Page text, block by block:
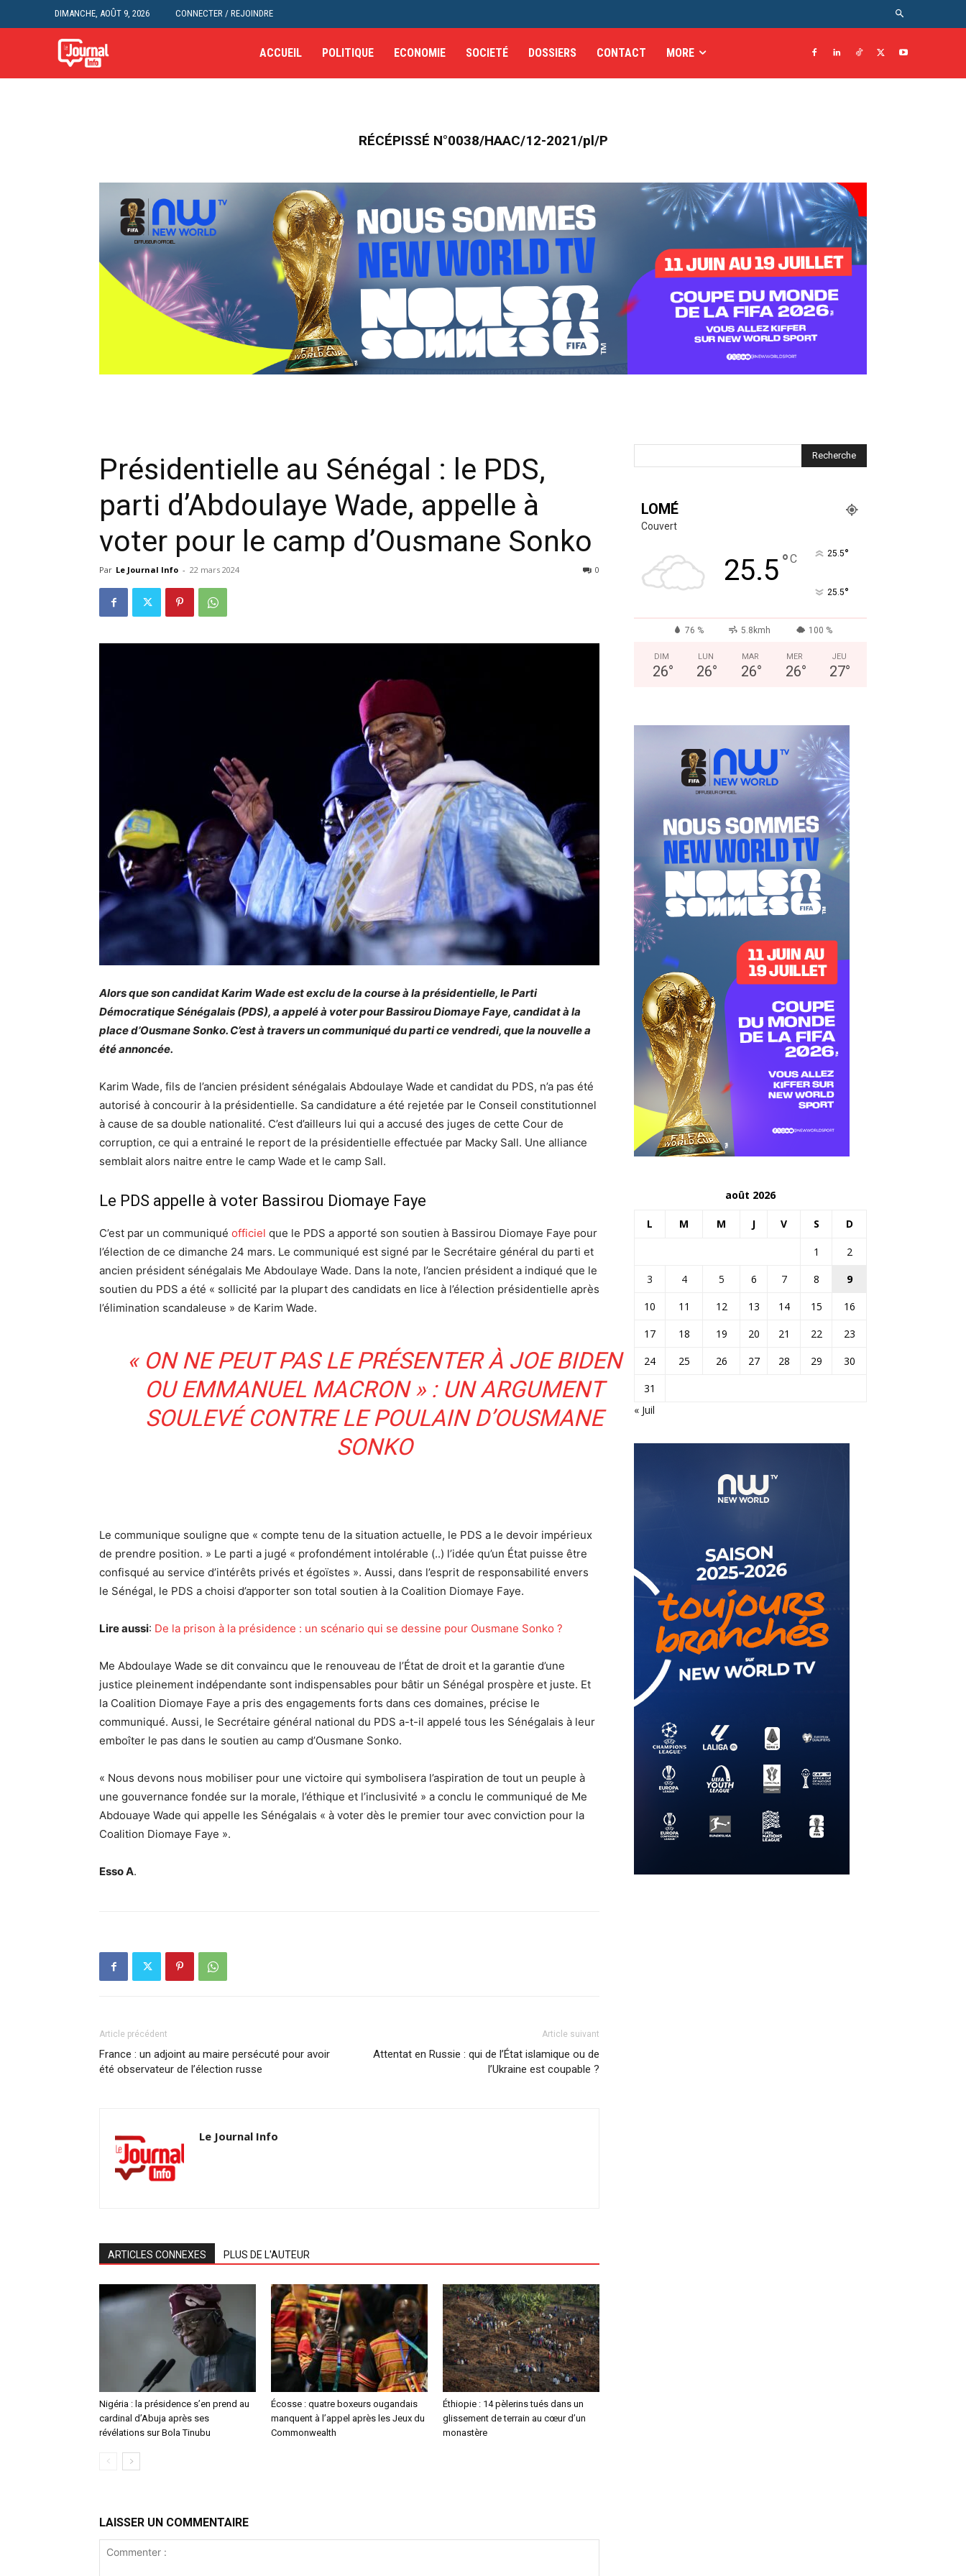
DIMANCHE, AOÛT 9, 2026 CONNECTER / REJOINDRE
ACCUEIL POLITIQUE ECONOMIE SOCIETÉ DOSSIERS CONTACT MORE
RÉCÉPISSÉ N°0038/HAAC/12-2021/pl/P
Présidentielle au Sénégal : le PDS,
parti d’Abdoulaye Wade, appelle à
voter pour le camp d’Ousmane Sonko
Par Le Journal Info - 22 mars 2024 0
Alors que son candidat Karim Wade est exclu de la course à la présidentielle, le Parti
Démocratique Sénégalais (PDS), a appelé à voter pour Bassirou Diomaye Faye, candidat à la
place d’Ousmane Sonko. C’est à travers un communiqué du parti ce vendredi, que la nouvelle a
été annoncée.
Karim Wade, fils de l’ancien président sénégalais Abdoulaye Wade et candidat du PDS, n’a pas été
autorisé à concourir à la présidentielle. Sa candidature a été rejetée par le Conseil constitutionnel
à cause de sa double nationalité. C’est d’ailleurs lui qui a accusé des juges de cette Cour de
corruption, ce qui a entrainé le report de la présidentielle effectuée par Macky Sall. Une alliance
semblait alors naitre entre le camp Wade et le camp Sall.
Le PDS appelle à voter Bassirou Diomaye Faye
C’est par un communiqué officiel que le PDS a apporté son soutien à Bassirou Diomaye Faye pour
l’élection de ce dimanche 24 mars. Le communiqué est signé par le Secrétaire général du parti et
ancien président sénégalais Me Abdoulaye Wade. Dans la note, l’ancien président a indiqué que le
soutien du PDS a été « sollicité par la plupart des candidats en lice à l’élection présidentielle après
l’élimination scandaleuse » de Karim Wade.
« ON NE PEUT PAS LE PRÉSENTER À JOE BIDEN
OU EMMANUEL MACRON » : UN ARGUMENT
SOULEVÉ CONTRE LE POULAIN D’OUSMANE
SONKO
Le communique souligne que « compte tenu de la situation actuelle, le PDS a le devoir impérieux
de prendre position. » Le parti a jugé « profondément intolérable (..) l’idée qu’un État puisse être
confisqué au service d’intérêts privés et égoïstes ». Aussi, dans l’esprit de responsabilité envers
le Sénégal, le PDS a choisi d’apporter son total soutien à la Coalition Diomaye Faye.
Lire aussi: De la prison à la présidence : un scénario qui se dessine pour Ousmane Sonko ?
Me Abdoulaye Wade se dit convaincu que le renouveau de l’État de droit et la garantie d’une
justice pleinement indépendante sont indispensables pour bâtir un Sénégal prospère et juste. Et
la Coalition Diomaye Faye a pris des engagements forts dans ces domaines, précise le
communiqué. Aussi, le Secrétaire général national du PDS a-t-il appelé tous les Sénégalais à leur
emboîter le pas dans le soutien au camp d’Ousmane Sonko.
« Nous devons nous mobiliser pour une victoire qui symbolisera l’aspiration de tout un peuple à
une gouvernance fondée sur la morale, l’éthique et l’inclusivité » a conclu le communiqué de Me
Abdouaye Wade qui appelle les Sénégalais « à voter dès le premier tour avec conviction pour la
Coalition Diomaye Faye ».
Esso A.
Article précédent
France : un adjoint au maire persécuté pour avoir
été observateur de l’élection russe
Article suivant
Attentat en Russie : qui de l’État islamique ou de
l’Ukraine est coupable ?
Le Journal Info
ARTICLES CONNEXES PLUS DE L'AUTEUR
Nigéria : la présidence s’en prend au
cardinal d’Abuja après ses
révélations sur Bola Tinubu
Écosse : quatre boxeurs ougandais
manquent à l’appel après les Jeux du
Commonwealth
Éthiopie : 14 pèlerins tués dans un
glissement de terrain au cœur d’un
monastère
LAISSER UN COMMENTAIRE
LOMÉ
Couvert
25.5°C 25.5°
25.5°
76 % 5.8kmh 100 %
DIM
26°
LUN
26°
MAR
26°
MER
26°
JEU
27°
août 2026
L M M J V S D
1
2
3
4 5 6 7 8
9
10
11 12 13 14 15
16
17
18 19 20 21 22
23
24
25 26 27 28 29
30
31
« Juil